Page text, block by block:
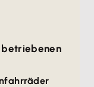
betriebenen